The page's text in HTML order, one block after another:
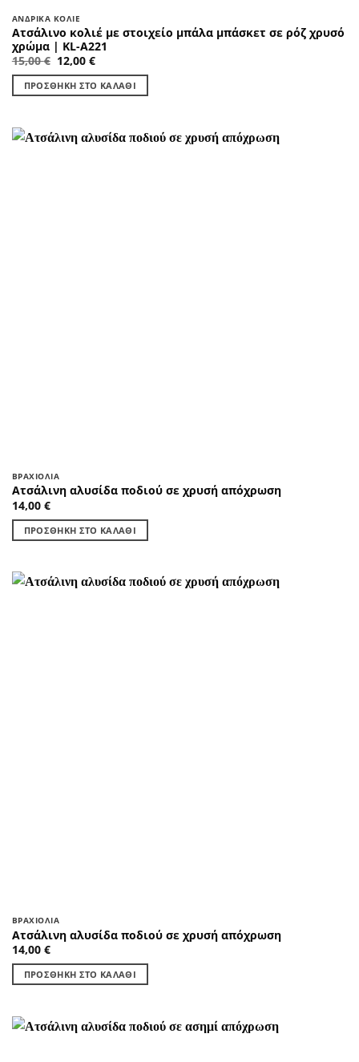
ΑΝΔΡΙΚΆ ΚΟΛΙΈ
Ατσάλινο κολιέ με στοιχείο μπάλα μπάσκετ σε ρόζ χρυσό
χρώμα | KL-A221
15,00€ Original
price
was:
15,00 €.
12,00 €Η
τιμή
είναι:
ΠΡΟΣΘΉΚΗ ΣΤΟ ΚΑΛΆΘΙ
ΒΡΑΧΙΌΛΙΑ
Ατσάλινη αλυσίδα ποδιού σε χρυσή απόχρωση
14,00 €
ΠΡΟΣΘΉΚΗ ΣΤΟ ΚΑΛΆΘΙ
ΒΡΑΧΙΌΛΙΑ
Ατσάλινη αλυσίδα ποδιού σε χρυσή απόχρωση
14,00 €
ΠΡΟΣΘΉΚΗ ΣΤΟ ΚΑΛΆΘΙ